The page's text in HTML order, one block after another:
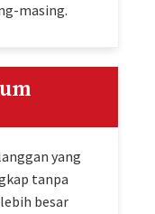
masing.
yang
tanpa
besar